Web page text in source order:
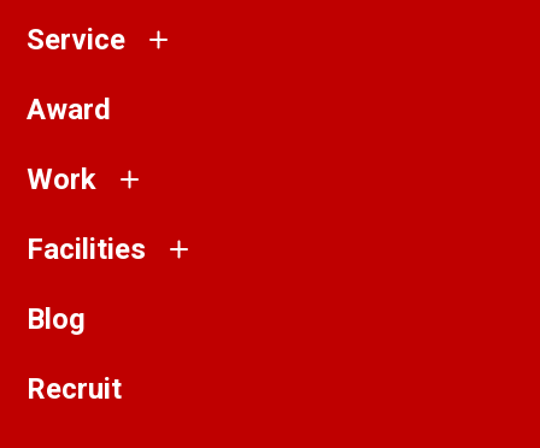
Service
Award
Work
Facilities
Blog
Recruit